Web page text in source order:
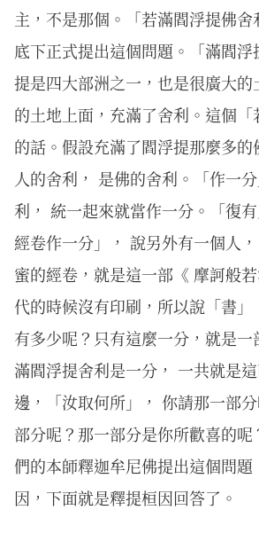
主，不是那個。「若滿閻浮提佛
底下正式提出這個問題。「滿閻
提是四大部洲之一，也是很廣大
的土地上面，充滿了舍利。這個
的話。假設充滿了閻浮提那麼多
人的舍利， 是佛的舍利。「作一
利， 統一起來就當作一分。「復
經卷作一分」， 說另外有一個人
蜜的經卷，就是這一部《 摩訶般
代的時候沒有印刷，所以說「書
有多少呢？只有這麼一分，就是一
滿閻浮提舍利是一分， 一共就是
邊，「汝取何所」， 你請那一部
部分呢？那一部分是你所歡喜的
們的本師釋迦牟尼佛提出這個問
因，下面就是釋提桓因回答了。